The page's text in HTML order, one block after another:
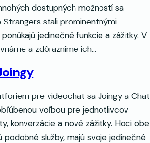
dostupných možností sa
stali prominentnými
jedinečné funkcie a zážitky. V
a zdôrazníme ich…
pre videochat sa Joingy a Chat
voľbou pre jednotlivcov
konverzácie a nové zážitky. Hoci obe
podobné služby, majú svoje jedinečné